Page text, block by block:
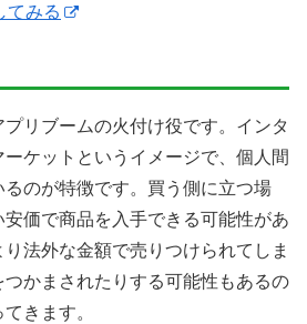
てみる
リブームの火付け役です。インタ
ケットというイメージで、個人間
のが特徴です。買う側に立つ場
価で商品を入手できる可能性があ
法外な金額で売りつけられてしま
かまされたりする可能性もあるの
きます。